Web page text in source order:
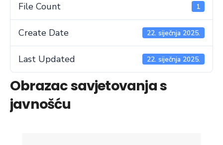
File Count 1
Create Date 22. siječnja 2025.
Last Updated 22. siječnja 2025.
Obrazac savjetovanja s
javnošću